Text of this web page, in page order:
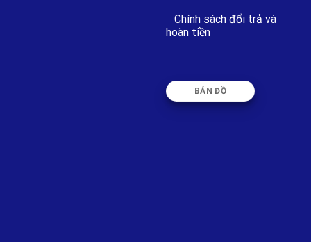
Chính sách đổi trả và
hoàn tiền
BẢN ĐỒ